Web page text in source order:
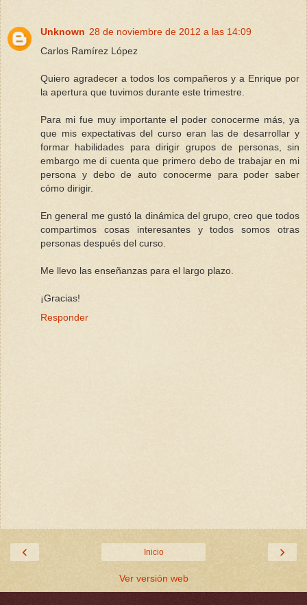
Unknown 28 de noviembre de 2012 a las 14:09
Carlos Ramírez López
Quiero agradecer a todos los compañeros y a Enrique por
la apertura que tuvimos durante este trimestre.
Para mi fue muy importante el poder conocerme más, ya
que mis expectativas del curso eran las de desarrollar y
formar habilidades para dirigir grupos de personas, sin
embargo me di cuenta que primero debo de trabajar en mi
persona y debo de auto conocerme para poder saber
cómo dirigir.
En general me gustó la dinámica del grupo, creo que todos
compartimos cosas interesantes y todos somos otras
personas después del curso.
Me llevo las enseñanzas para el largo plazo.
¡Gracias!
Responder
‹ ›
Inicio
Ver versión web